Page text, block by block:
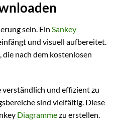
sein. Ein Sankey
und visuell aufbereitet.
die nach dem kostenlosen
verständlich und effizient zu
sind vielfältig. Diese
Diagrammezu erstellen.